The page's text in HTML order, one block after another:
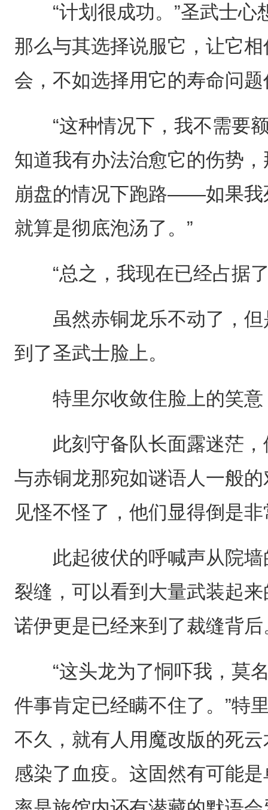
“计划很成功。”圣武士心
那么与其选择说服它，让它
会，不如选择用它的寿命问
“这种情况下，我不需要额
知道我有办法治愈它的伤势
崩盘的情况下跑路——如果我
就算是彻底泡汤了。”
“总之，我现在已经占据了
虽然赤铜龙乐不动了，但
到了圣武士脸上。
特里尔收敛住脸上的笑意
此刻守备队长面露迷茫，
与赤铜龙那宛如谜语人一般
见怪不怪了，他们显得倒是
此起彼伏的呼喊声从院墙
裂缝，可以看到大量武装起
诺伊更是已经来到了裁缝背后
“这头龙为了恫吓我，莫名
件事肯定已经瞒不住了。”特
不久，就有人用魔改版的死
感染了血疫。这固然有可能